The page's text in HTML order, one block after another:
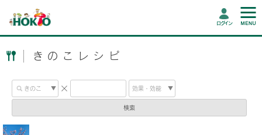
ログイン
きのこレシピ
検索